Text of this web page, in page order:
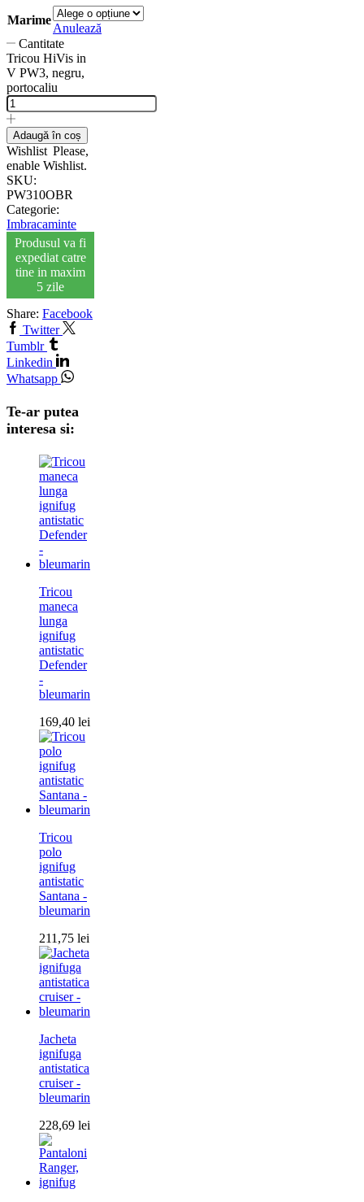
Marime
Anulează
Cantitate
Tricou HiVis in
V PW3, negru,
portocaliu
Adaugă în coș
Wishlist Please,
enable Wishlist.
SKU:
PW310OBR
Categorie:
Imbracaminte
Produsul va fi
expediat catre
tine in maxim
5 zile
Share: Facebook
Twitter
Tumblr
Linkedin
Whatsapp
Te-ar putea
interesa si:
Tricou
maneca
lunga
ignifug
antistatic
Defender
-
bleumarin
169,40 lei
Tricou
polo
ignifug
antistatic
Santana -
bleumarin
211,75 lei
Jacheta
ignifuga
antistatica
cruiser -
bleumarin
228,69 lei